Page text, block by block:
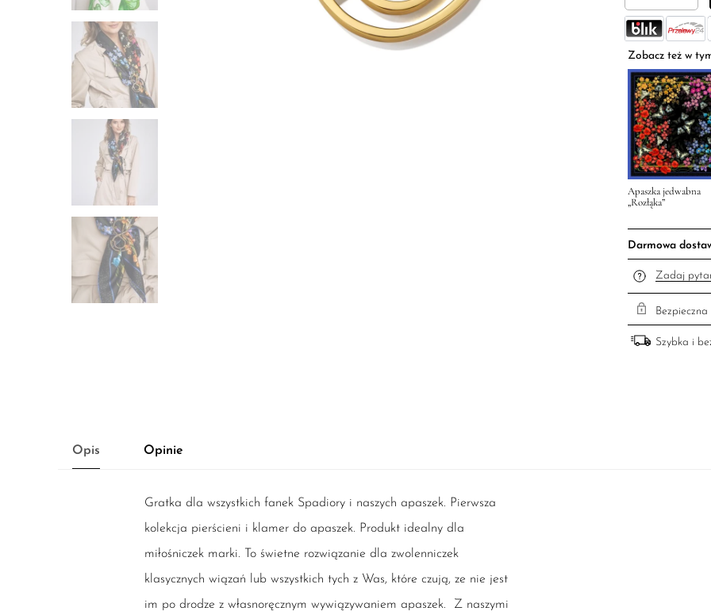
Zobacz też w
Apaszka jedwabna
„Rozłąka”
Darmowa
Zadaj
Szybka i
Opis Opinie
Gratka dla wszystkich fanek Spadiory i naszych apaszek. Pierwsza
kolekcja pierścieni i klamer do apaszek. Produkt idealny dla
miłośniczek marki. To świetne rozwiązanie dla zwolenniczek
klasycznych wiązań lub wszystkich tych z Was, które czują, ze nie jest
im po drodze z własnoręcznym wywiązywaniem apaszek.
Z naszymi